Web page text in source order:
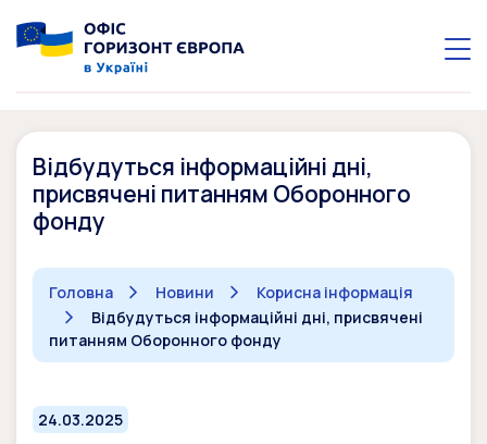
Відбудуться інформаційні дні,
присвячені питанням Оборонного
фонду
Головна Новини
Корисна інформація
Відбудуться інформаційні дні, присвячені
питанням Оборонного фонду
24.03.2025